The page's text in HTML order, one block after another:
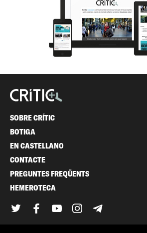
SOBRE CRÍTIC
BOTIGA
EN CASTELLANO
CONTACTE
PREGUNTES FREQÜENTS
HEMEROTECA
TwitterFacebook
YouTubeInstagram